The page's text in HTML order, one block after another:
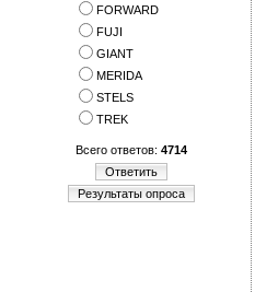
FORWARD
FUJI
GIANT
MERIDA
STELS
TREK
Всего ответов: 4714
Ответить
Результаты опроса